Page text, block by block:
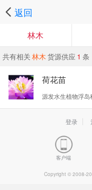
返回
林木
共有相关 林木 货源供应 1 条
荷花苗
源发水生植物浮岛
登录
客户端
Copyright © 2008-